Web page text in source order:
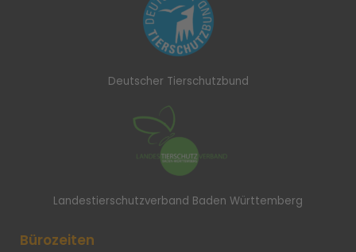
Deutscher Tierschutzbund
Landestierschutzverband Baden Württemberg
Bürozeiten